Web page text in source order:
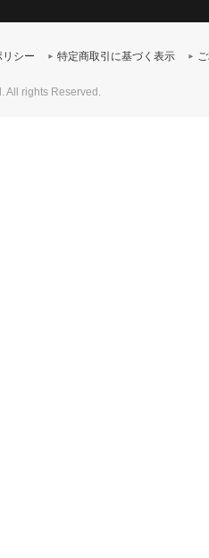
シー 特定商取引に基づく表示
rights Reserved.